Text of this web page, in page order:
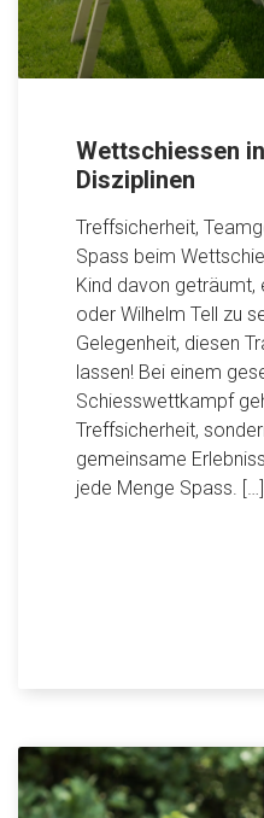
Wettschiessen
Disziplinen
Treffsicherheit,
Spass beim
Kind davon geträumt,
oder Wilhelm Tell zu
Gelegenheit, diesen
lassen! Bei einem
Schiesswettkampf
Treffsicherheit,
gemeinsame
jede Menge Spass. […]